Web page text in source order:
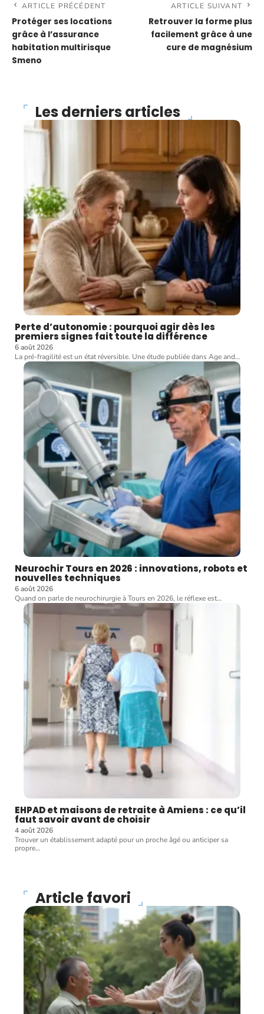
ARTICLE PRÉCÉDENT
Protéger ses locations
grâce à l’assurance
habitation multirisque
Smeno
ARTICLE SUIVANT
Retrouver la forme plus
facilement grâce à une
cure de magnésium
Les derniers articles
Perte d’autonomie : pourquoi agir dès les
premiers signes fait toute la différence
6 août 2026
La pré-fragilité est un état réversible. Une étude publiée dans Age and…
Neurochir Tours en 2026 : innovations, robots et
nouvelles techniques
6 août 2026
Quand on parle de neurochirurgie à Tours en 2026, le réflexe est…
EHPAD et maisons de retraite à Amiens : ce qu’il
faut savoir avant de choisir
4 août 2026
Trouver un établissement adapté pour un proche âgé ou anticiper sa
propre…
Article favori